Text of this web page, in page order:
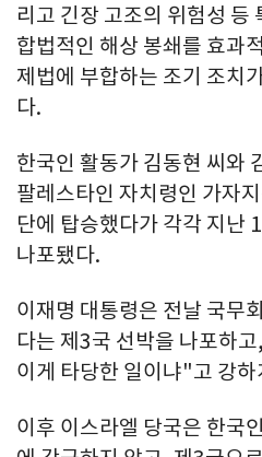
리고 긴장 고조의 위험성 등
합법적인 해상 봉쇄를 효과
제법에 부합하는 조기 조치
다.
한국인 활동가 김동현 씨와
팔레스타인 자치령인 가자
단에 탑승했다가 각각 지난
나포됐다.
이재명 대통령은 전날 국무
다는 제3국 선박을 나포하
이게 타당한 일이냐"고 강
이후 이스라엘 당국은 한국